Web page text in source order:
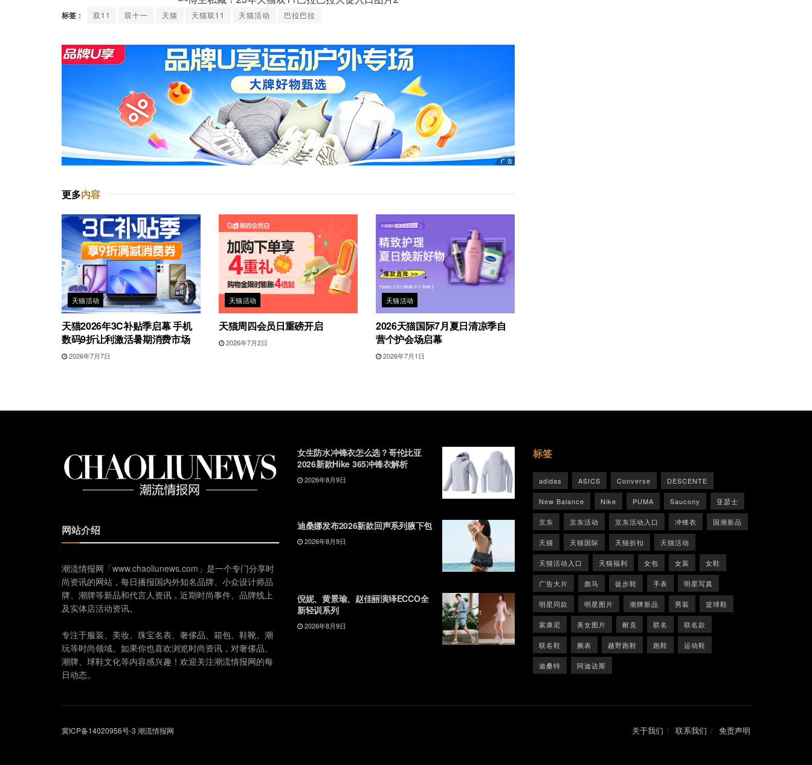
标签： 双11 双十一 天猫 天猫双11 天猫活动 巴拉巴拉
更多内容
天猫活动
天猫2026年3C补贴季启幕 手机
数码9折让利激活暑期消费市场
2026年7月7日
天猫活动
天猫周四会员日重磅开启
2026年7月2日
天猫活动
2026天猫国际7月夏日清凉季自
营个护会场启幕
2026年7月1日
网站介绍
潮流情报网「www.chaoliunews.com」是一个专门分享时
尚资讯的网站，每日播报国内外知名品牌、小众设计师品
牌、潮牌等新品和代言人资讯，近期时尚事件、品牌线上
及实体店活动资讯。
专注于服装、美妆、珠宝名表、奢侈品、箱包、鞋靴、潮
玩等时尚领域。如果你也喜欢浏览时尚资讯，对奢侈品、
潮牌、球鞋文化等内容感兴趣！欢迎关注潮流情报网的每
日动态。
女生防水冲锋衣怎么选？哥伦比亚
2026新款Hike 365冲锋衣解析
2026年8月9日
迪桑娜发布2026新款回声系列腋下包
2026年8月9日
倪妮、黄景瑜、赵佳丽演绎ECCO全
新轻训系列
2026年8月9日
标签
adidas ASICS Converse DESCENTE
New Balance Nike PUMA Saucony 亚瑟士
京东 京东活动 京东活动入口 冲锋衣 国潮新品
天猫 天猫国际 天猫折扣 天猫活动
天猫活动入口 天猫福利 女包 女装 女鞋
广告大片 彪马 徒步鞋 手表 明星写真
明星同款 明星图片 潮牌新品 男装 篮球鞋
索康尼 美女图片 耐克 联名 联名款
联名鞋 腕表 越野跑鞋 跑鞋 运动鞋
迪桑特 阿迪达斯
关于我们 联系我们 免责声明
冀ICP备14020956号-3 潮流情报网